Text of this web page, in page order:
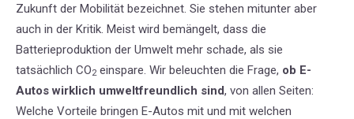
Zukunft der Mobilität bezeichnet. Sie stehen mitunter aber
auch in der Kritik. Meist wird bemängelt, dass die
Batterieproduktion der Umwelt mehr schade, als sie
tatsächlich CO2 einspare. Wir beleuchten die Frage, ob E-
Autos wirklich umweltfreundlich sind, von allen Seiten:
Welche Vorteile bringen E-Autos mit und mit welchen